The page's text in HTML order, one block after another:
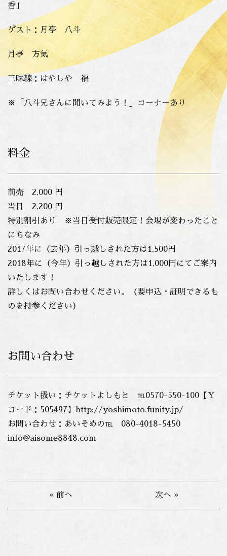
香」
ゲスト：月亭 八斗
月亭 方気
三味線：はやしや 福
※「八斗兄さんに聞いてみよう！」コーナーあり
料金
前売 2,000 円
当日 2,200 円
特別割引あり ※当日受付販売限定！会場が変わったこと
にちなみ
2017年に（去年）引っ越しされた方は1,500円
2018年に（今年）引っ越しされた方は1,000円にてご案内
いたします！
詳しくはお問い合わせください。（要申込・証明できるも
のを持参ください）
お問い合わせ
チケット扱い：チケットよしもと ℡0570-550-100【Ｙ
コード：505497】http://yoshimoto.funity.jp/
お問い合わせ：あいそめの℡ 080-4018-5450
info@aisome8848.com
« 前へ 次へ »